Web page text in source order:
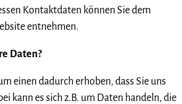
Kontaktdaten können Sie dem
entnehmen.
Daten?
einen dadurch erhoben, dass Sie uns
kann es sich z.B. um Daten handeln, die